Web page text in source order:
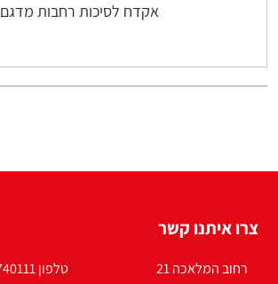
אקדח לסיכות רחבות מדגם
צרו איתנו קשר
רחוב המלאכה 21
טלפון 09-3740111